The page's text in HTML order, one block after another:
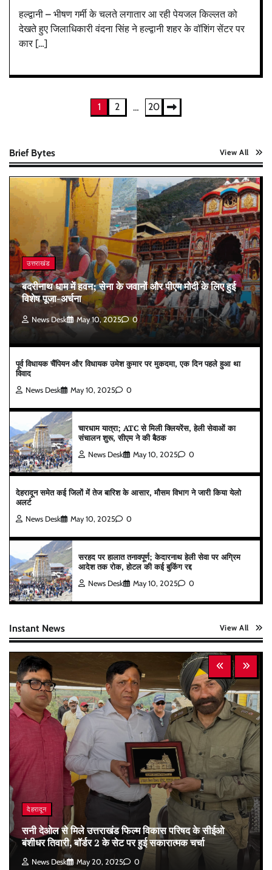
हल्द्वानी – भीषण गर्मी के चलते लगातार आ रही पेयजल किल्लत को
देखते हुए जिलाधिकारी वंदना सिंह ने हल्द्वानी शहर के वॉशिंग सेंटर पर
कार […]
1 2 … 20
Brief Bytes View All
उत्तराखंड
बदरीनाथ धाम में हवन; सेना के जवानों और पीएम मोदी के लिए हुई
विशेष पूजा-अर्चना
News Desk May 10, 2025 0
पूर्व विधायक चैंपियन और विधायक उमेश कुमार पर मुकदमा, एक दिन पहले हुआ था
विवाद
News Desk May 10, 2025 0
चारधाम यात्रा; ATC से मिली क्लियरेंस, हेली सेवाओं का
संचालन शुरू, सीएम ने की बैठक
News Desk May 10, 2025 0
देहरादून समेत कई जिलों में तेज बारिश के आसार, मौसम विभाग ने जारी किया येलो
अलर्ट
News Desk May 10, 2025 0
सरहद पर हालात तनावपूर्ण; केदारनाथ हेली सेवा पर अग्रिम
आदेश तक रोक, होटल की कई बुकिंग रद्द
News Desk May 10, 2025 0
Instant News View All
देहरादून
सनी देओल से मिले उत्तराखंड फिल्म विकास परिषद के सीईओ
बंशीधर तिवारी, बॉर्डर 2 के सेट पर हुई सकारात्मक चर्चा
News Desk May 20, 2025 0